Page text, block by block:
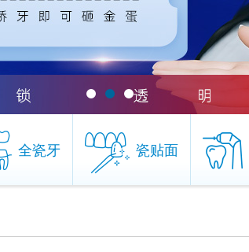
全瓷牙 瓷贴面